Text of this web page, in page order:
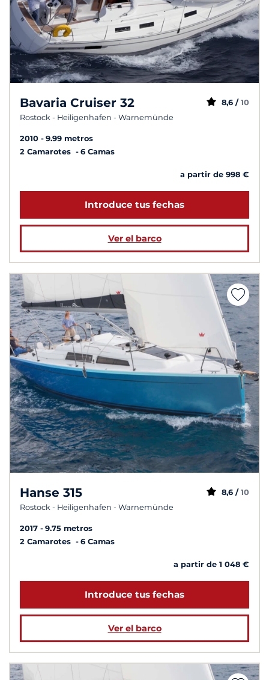
Bavaria Cruiser 32
Rostock - Heiligenhafen - Warnemünde
8,6 / 10
2010
9.99 metros
2 Camarotes
6 Camas
a partir de 998 €
Introduce tus fechas
Ver el barco
Hanse 315
Rostock - Heiligenhafen - Warnemünde
8,6 / 10
2017
9.75 metros
2 Camarotes
6 Camas
a partir de 1 048 €
Introduce tus fechas
Ver el barco